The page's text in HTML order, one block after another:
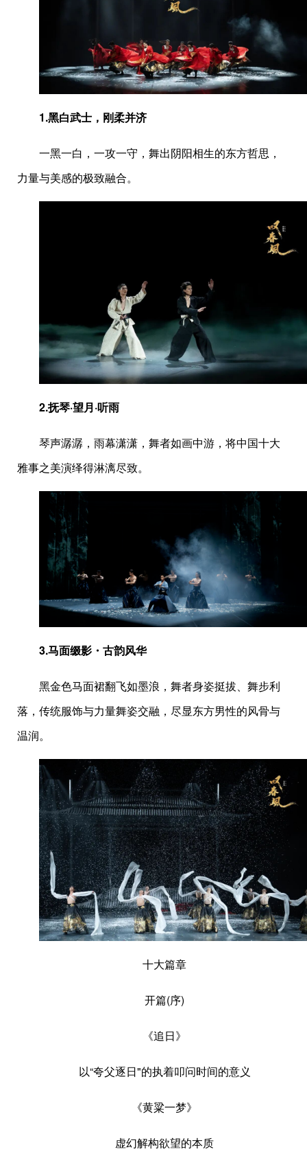
1.黑白武士，刚柔并济
一黑一白，一攻一守，舞出阴阳相生的东方哲思，
力量与美感的极致融合。
2.抚琴·望月·听雨
琴声潺潺，雨幕潇潇，舞者如画中游，将中国十大
雅事之美演绎得淋漓尽致。
3.马面缀影・古韵风华
黑金色马面裙翻飞如墨浪，舞者身姿挺拔、舞步利
落，传统服饰与力量舞姿交融，尽显东方男性的风骨与
温润。
十大篇章
开篇(序)
《追日》
以“夸父逐日"的执着叩问时间的意义
《黄粱一梦》
虚幻解构欲望的本质